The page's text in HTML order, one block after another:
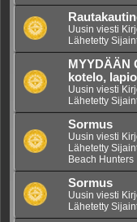
Uusin viesti
Lähetetty
MYYDÄÄN
kotelo,
Uusin viesti
Lähetetty
Sormus
Uusin viesti
Lähetetty
Beach Hunters
Sormus
Uusin viesti
Lähetetty